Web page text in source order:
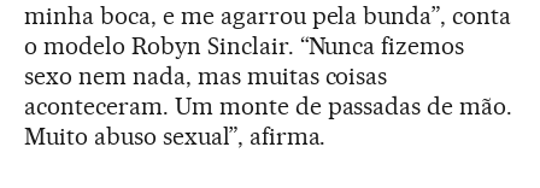
minha boca, e me agarrou pela bunda”, conta
o modelo Robyn Sinclair. “Nunca fizemos
sexo nem nada, mas muitas coisas
aconteceram. Um monte de passadas de mão.
Muito abuso sexual”, afirma.